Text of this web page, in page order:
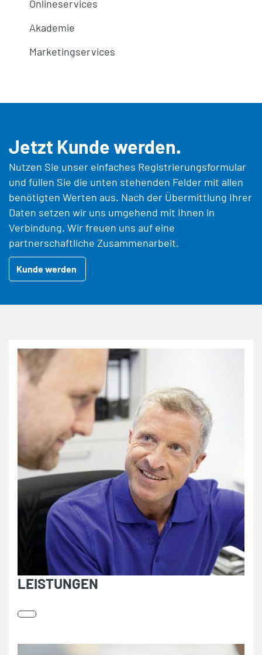
Onlineservices
Akademie
Marketingservices
Jetzt Kunde werden.
Nutzen Sie unser einfaches Registrierungsformular
und füllen Sie die unten stehenden Felder mit allen
benötigten Werten aus. Nach der Übermittlung Ihrer
Daten setzen wir uns umgehend mit Ihnen in
Verbindung. Wir freuen uns auf eine
partnerschaftliche Zusammenarbeit.
Kunde werden
LEISTUNGEN